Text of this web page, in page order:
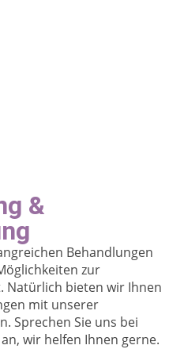
&
Behandlungen
zur
Natürlich bieten wir Ihnen
mit unserer
Sprechen Sie uns bei
wir helfen Ihnen gerne.